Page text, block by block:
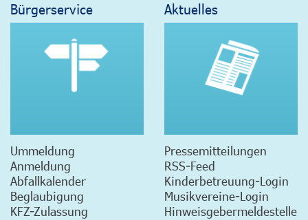
Bürgerservice
Ummeldung
Anmeldung
Abfallkalender
Beglaubigung
KFZ-Zulassung
Aktuelles
Pressemitteilungen
RSS-Feed
Kinderbetreuung-Login
Musikvereine-Login
Hinweisgebermeldestelle